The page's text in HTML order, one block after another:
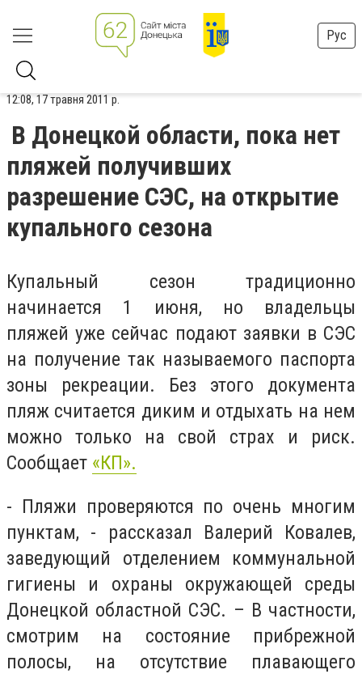
Рус
12:08, 17 травня 2011 р.
В Донецкой области, пока нет
пляжей получивших
разрешение СЭС, на открытие
купального сезона
Купальный сезон традиционно
начинается 1 июня, но владельцы
пляжей уже сейчас подают заявки в СЭС
на получение так называемого паспорта
зоны рекреации. Без этого документа
пляж считается диким и отдыхать на нем
можно только на свой страх и риск.
Сообщает «КП».
- Пляжи проверяются по очень многим
пунктам, - рассказал Валерий Ковалев,
заведующий отделением коммунальной
гигиены и охраны окружающей среды
Донецкой областной СЭС. – В частности,
смотрим на состояние прибрежной
полосы, на отсутствие плавающего